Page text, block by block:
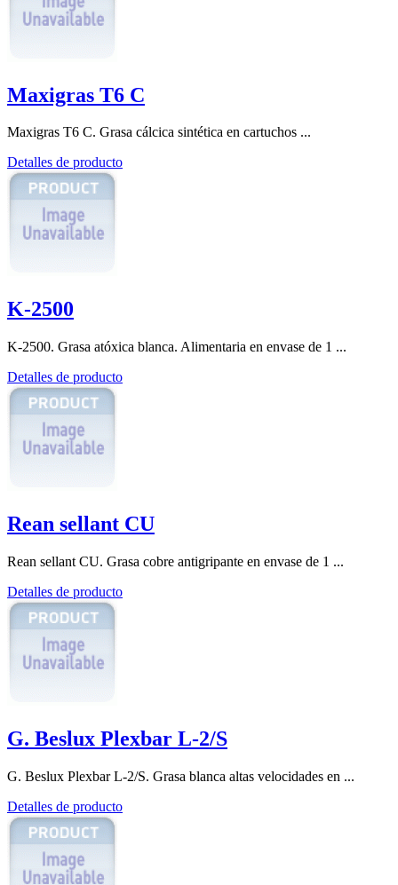
Maxigras T6 C
Maxigras T6 C. Grasa cálcica sintética en cartuchos ...
Detalles de producto
K-2500
K-2500. Grasa atóxica blanca. Alimentaria en envase de 1 ...
Detalles de producto
Rean sellant CU
Rean sellant CU. Grasa cobre antigripante en envase de 1 ...
Detalles de producto
G. Beslux Plexbar L-2/S
G. Beslux Plexbar L-2/S. Grasa blanca altas velocidades en ...
Detalles de producto